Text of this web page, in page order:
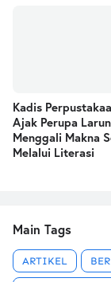
Kadis
Ajak Perupa
Menggali Makna
Melalui Literasi
Main Tags
ARTIKEL